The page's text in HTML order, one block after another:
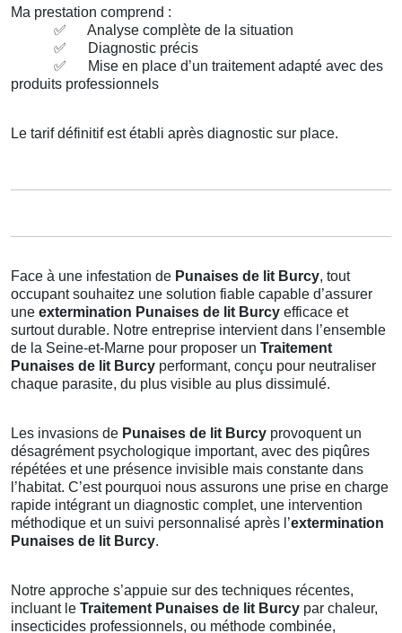
Ma prestation comprend :
✅
Analyse complète de la situation
✅
Diagnostic précis
✅
Mise en place d’un traitement adapté avec des
produits professionnels
Le tarif définitif est établi après diagnostic sur place.
Face à une infestation de Punaises de lit Burcy, tout
occupant souhaitez une solution fiable capable d’assurer
une extermination Punaises de lit Burcy efficace et
surtout durable. Notre entreprise intervient dans l’ensemble
de la Seine-et-Marne pour proposer un Traitement
Punaises de lit Burcy performant, conçu pour neutraliser
chaque parasite, du plus visible au plus dissimulé.
Les invasions de Punaises de lit Burcy provoquent un
désagrément psychologique important, avec des piqûres
répétées et une présence invisible mais constante dans
l’habitat. C’est pourquoi nous assurons une prise en charge
rapide intégrant un diagnostic complet, une intervention
méthodique et un suivi personnalisé après l’extermination
Punaises de lit Burcy.
Notre approche s’appuie sur des techniques récentes,
incluant le Traitement Punaises de lit Burcy par chaleur,
insecticides professionnels, ou méthode combinée,